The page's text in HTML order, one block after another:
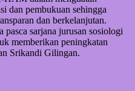
dan pembukuan sehingga
dan berkelanjutan.
pasca sarjana jurusan sosiologi
memberikan peningkatan
Srikandi Gilingan.